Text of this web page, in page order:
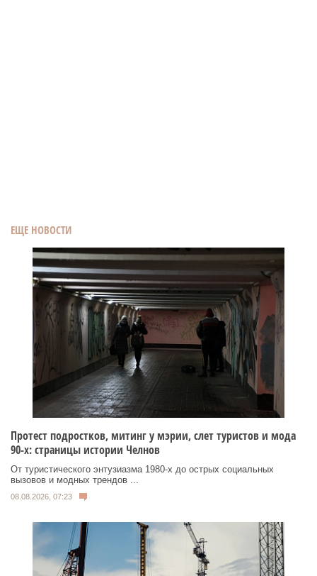
ЕЩЕ НОВОСТИ
Протест подростков, митинг у мэрии, слет туристов и мода
90-х: страницы истории Челнов
От туристического энтузиазма 1980‑х до острых социальных
вызовов и модных трендов ...
08.08.2026, 07:23